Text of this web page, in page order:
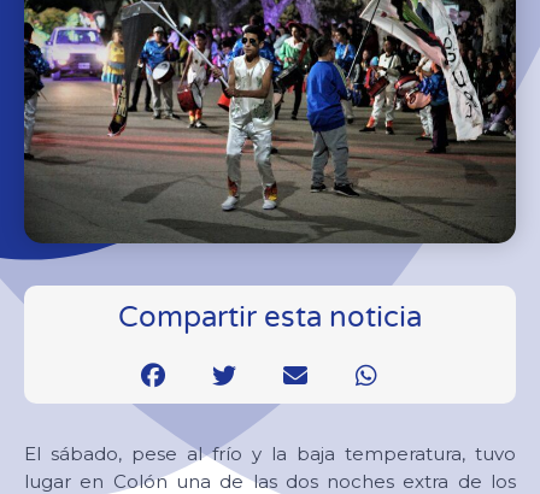
Compartir esta noticia
El sábado, pese al frío y la baja temperatura, tuvo
lugar en Colón una de las dos noches extra de los